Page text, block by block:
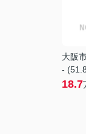
大阪
-
18.7